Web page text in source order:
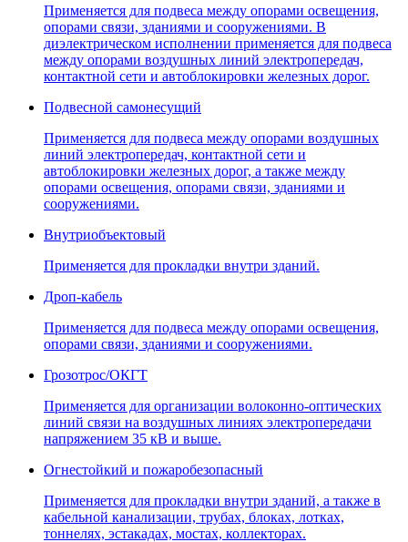
Применяется для подвеса между опорами освещения,
опорами связи, зданиями и сооружениями. В
диэлектрическом исполнении применяется для подвеса
между опорами воздушных линий электропередач,
контактной сети и автоблокировки железных дорог.
Подвесной самонесущий
Применяется для подвеса между опорами воздушных
линий электропередач, контактной сети и
автоблокировки железных дорог, а также между
опорами освещения, опорами связи, зданиями и
сооружениями.
Внутриобъектовый
Применяется для прокладки внутри зданий.
Дроп-кабель
Применяется для подвеса между опорами освещения,
опорами связи, зданиями и сооружениями.
Грозотрос/ОКГТ
Применяется для организации волоконно-оптических
линий связи на воздушных линиях электропередачи
напряжением 35 кВ и выше.
Огнестойкий и пожаробезопасный
Применяется для прокладки внутри зданий, а также в
кабельной канализации, трубах, блоках, лотках,
тоннелях, эстакадах, мостах, коллекторах.